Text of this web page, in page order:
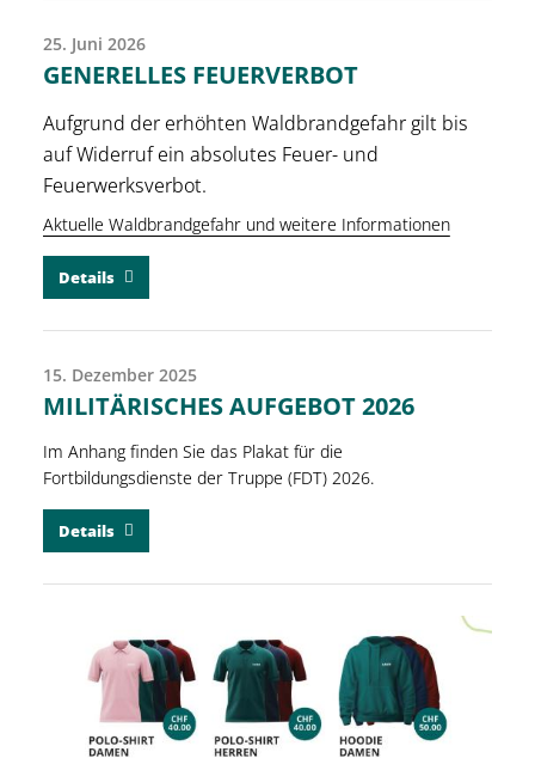
25. Juni 2026
GENERELLES FEUERVERBOT
Aufgrund der erhöhten Waldbrandgefahr gilt bis
auf Widerruf ein absolutes Feuer- und
Feuerwerksverbot.
Aktuelle Waldbrandgefahr und weitere Informationen
Details
15. Dezember 2025
MILITÄRISCHES AUFGEBOT 2026
Im Anhang finden Sie das Plakat für die
Fortbildungsdienste der Truppe (FDT) 2026.
Details